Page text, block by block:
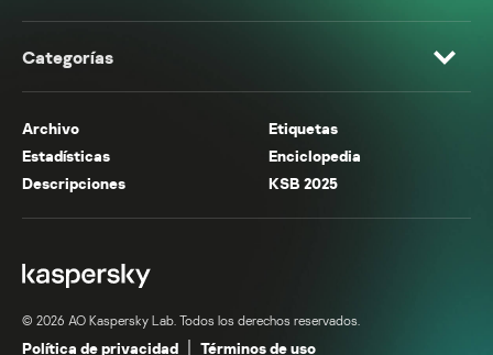
Categorías
Archivo
Etiquetas
Estadísticas
Enciclopedia
Descripciones
KSB 2025
© 2026 AO Kaspersky Lab. Todos los derechos reservados.
Política de privacidad Términos de uso